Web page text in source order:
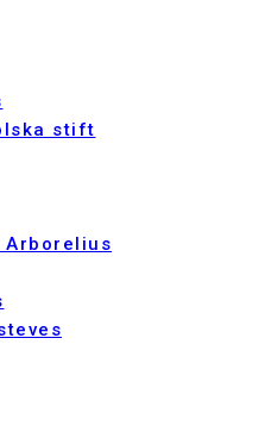
stift
Arborelius